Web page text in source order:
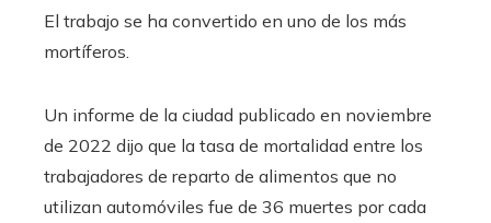
El trabajo se ha convertido en uno de los más
mortíferos.
Un informe de la ciudad publicado en noviembre
de 2022 dijo que la tasa de mortalidad entre los
trabajadores de reparto de alimentos que no
utilizan automóviles fue de 36 muertes por cada